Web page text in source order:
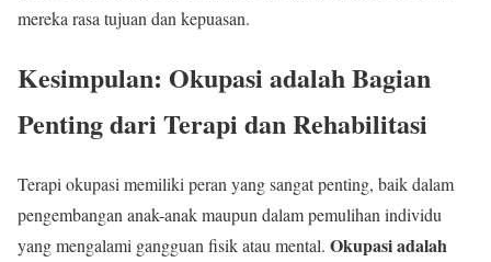
mereka rasa tujuan dan kepuasan.
Kesimpulan: Okupasi adalah Bagian
Penting dari Terapi dan Rehabilitasi
Terapi okupasi memiliki peran yang sangat penting, baik dalam
pengembangan anak-anak maupun dalam pemulihan individu
yang mengalami gangguan fisik atau mental. Okupasi adalah